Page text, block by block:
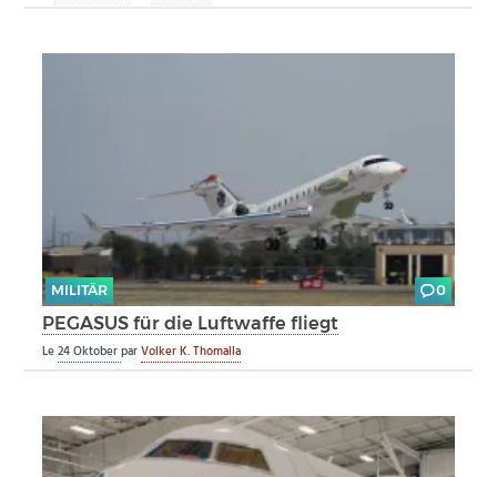
MILITÄR 0
PEGASUS für die Luftwaffe fliegt
Le24 OktoberparVolker K. Thomalla